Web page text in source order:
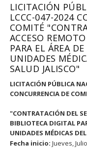
LICITACIÓN
LCCC-047-2024
COMITÉ
ACCESO
PARA EL ÁREA
UNIDADES
SALUD JALISCO"
LICITACIÓN PÚBLICA
CONCURRENCIA DE
"CONTRATACIÓN DEL
BIBLIOTECA DIGITAL
UNIDADES MÉDICAS
Fecha inicio: Jueves,